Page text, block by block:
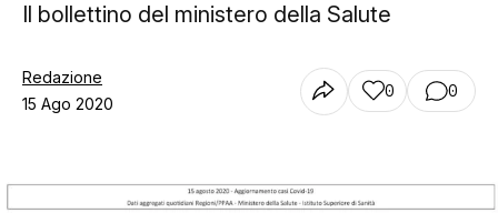
Chi siamo
Contatti
Il bollettino del ministero della Salute
Redazione
15 Ago 2020
0 0